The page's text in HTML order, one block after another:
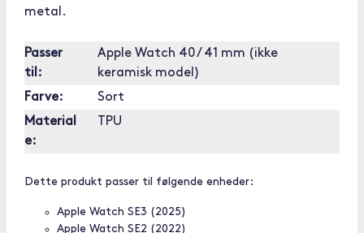
metal.
Passer
til:
Apple Watch 40 / 41 mm (ikke
keramisk model)
Farve:
Sort
Material
e:
TPU
Dette produkt passer til følgende enheder:
Apple Watch SE3 (2025)
Apple Watch SE2 (2022)